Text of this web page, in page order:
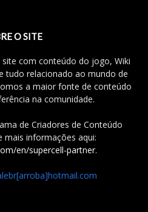
O SITE
site com conteúdo do jogo, Wiki
tudo relacionado ao mundo de
a maior fonte de conteúdo
na comunidade.
de Criadores de Conteúdo
mais informações aqui:
en/supercell-partner.